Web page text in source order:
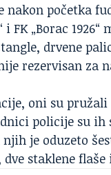
nakon početka
i FK „Borac
drvene
rezervisan za
oni su
policije su
njih je oduzeto
staklene flaše